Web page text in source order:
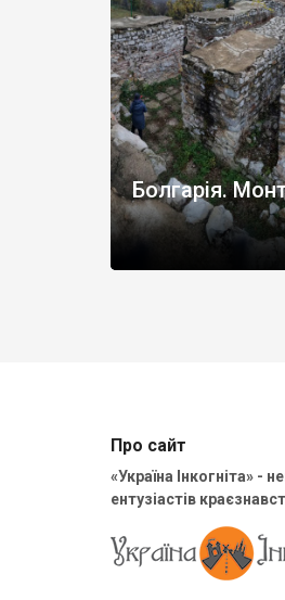
Болгарія.
Про сайт
«Україна Інкогніта» -
ентузіастів